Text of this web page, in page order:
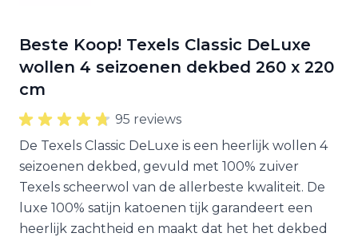
Beste Koop! Texels Classic DeLuxe
wollen 4 seizoenen dekbed 260 x 220
cm
95 reviews
De Texels Classic DeLuxe is een heerlijk wollen 4
seizoenen dekbed, gevuld met 100% zuiver
Texels scheerwol van de allerbeste kwaliteit. De
luxe 100% satijn katoenen tijk garandeert een
heerlijk zachtheid en maakt dat het het dekbed